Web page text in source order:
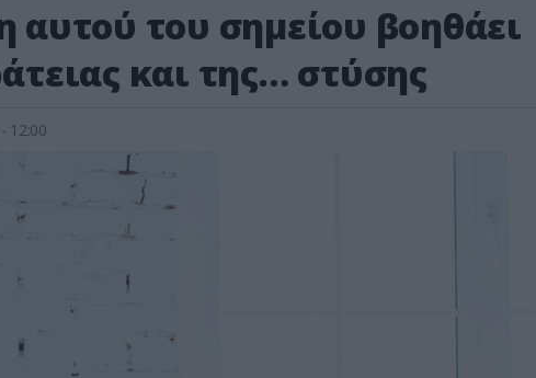
αυτού του σημείου βοηθάει
και της… στύσης
12:00